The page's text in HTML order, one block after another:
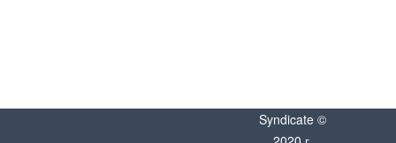
Syndicate ©